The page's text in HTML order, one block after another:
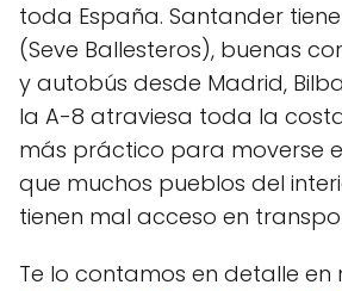
toda España. Santander
(Seve Ballesteros), buenas
y autobús desde Madrid,
la A-8 atraviesa toda la
más práctico para moverse
que muchos pueblos del
tienen mal acceso en
Te lo contamos en detalle en